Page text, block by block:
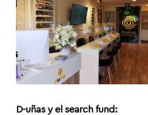
D-uñas y el search fund: